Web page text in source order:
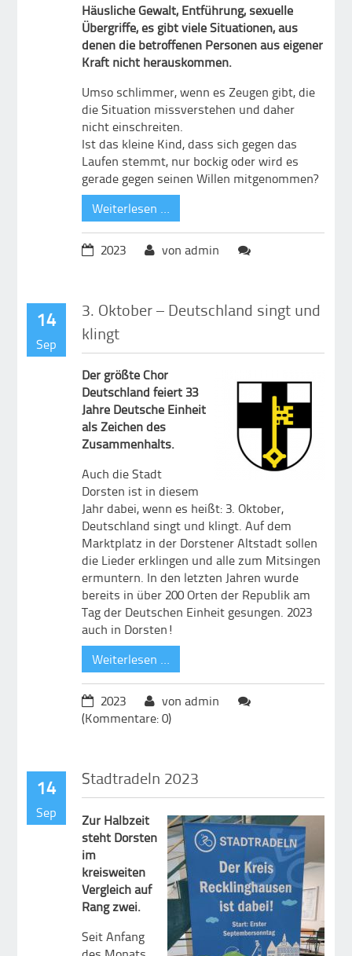
Häusliche Gewalt, Entführung, sexuelle
Übergriffe, es gibt viele Situationen, aus
denen die betroffenen Personen aus eigener
Kraft nicht herauskommen.
Umso schlimmer, wenn es Zeugen gibt, die
die Situation missverstehen und daher
nicht einschreiten.
Ist das kleine Kind, dass sich gegen das
Laufen stemmt, nur bockig oder wird es
gerade gegen seinen Willen mitgenommen?
Weiterlesen …
2023 von admin
14
Sep
3. Oktober – Deutschland singt und
klingt
Der größte Chor
Deutschland feiert 33
Jahre Deutsche Einheit
als Zeichen des
Zusammenhalts.
Auch die Stadt
Dorsten ist in diesem
Jahr dabei, wenn es heißt: 3. Oktober,
Deutschland singt und klingt. Auf dem
Marktplatz in der Dorstener Altstadt sollen
die Lieder erklingen und alle zum Mitsingen
ermuntern. In den letzten Jahren wurde
bereits in über 200 Orten der Republik am
Tag der Deutschen Einheit gesungen. 2023
auch in Dorsten!
Weiterlesen …
2023
von admin
(Kommentare: 0)
14
Sep
Stadtradeln 2023
Zur Halbzeit
steht Dorsten
im
kreisweiten
Vergleich auf
Rang zwei.
Seit Anfang